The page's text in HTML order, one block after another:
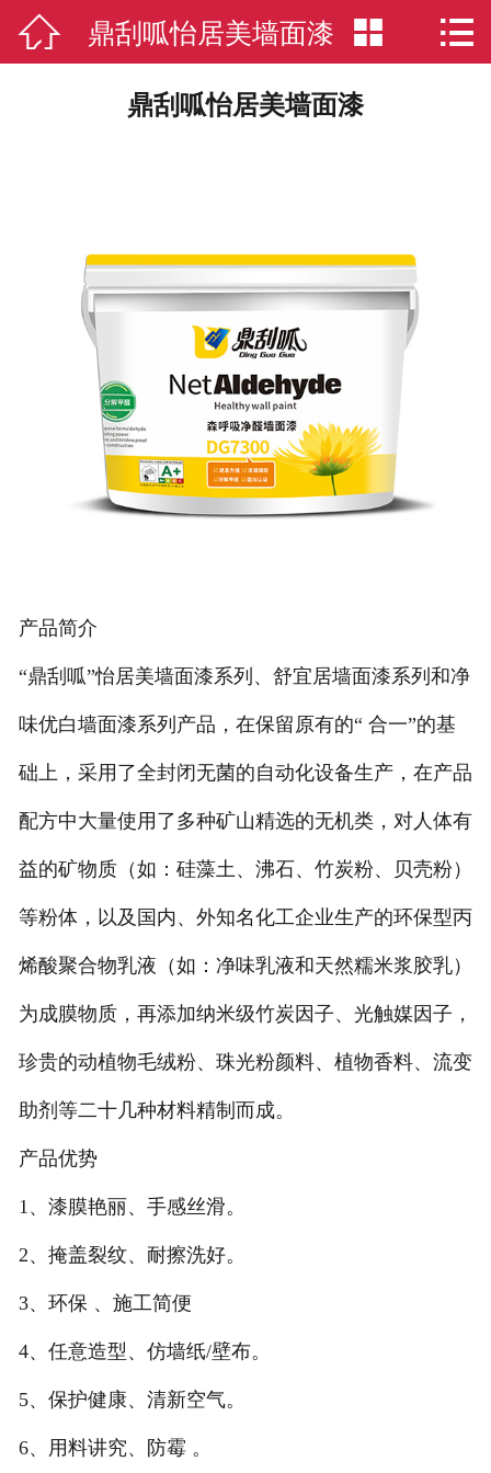
 网站首页
智能制造
“鼎”文化
新闻动态
产品中心
 鼎刮呱怡居美墙面漆  
鼎刮呱怡居美墙面漆
产品简介
“鼎刮呱”怡居美墙面漆系列、舒宜居墙面漆系列和净
味优白墙面漆系列产品，在保留原有的“ 合一”的基
础上，采用了全封闭无菌的自动化设备生产，在产品
配方中大量使用了多种矿山精选的无机类，对人体有
益的矿物质（如：硅藻土、沸石、竹炭粉、贝壳粉）
等粉体，以及国内、外知名化工企业生产的环保型丙
烯酸聚合物乳液（如：净味乳液和天然糯米浆胶乳）
为成膜物质，再添加纳米级竹炭因子、光触媒因子，
珍贵的动植物毛绒粉、珠光粉颜料、植物香料、流变
助剂等二十几种材料精制而成。
产品优势
1、漆膜艳丽、手感丝滑。
2、掩盖裂纹、耐擦洗好。
3、环保 、施工简便
4、任意造型、仿墙纸/壁布。
5、保护健康、清新空气。
6、用料讲究、防霉 。